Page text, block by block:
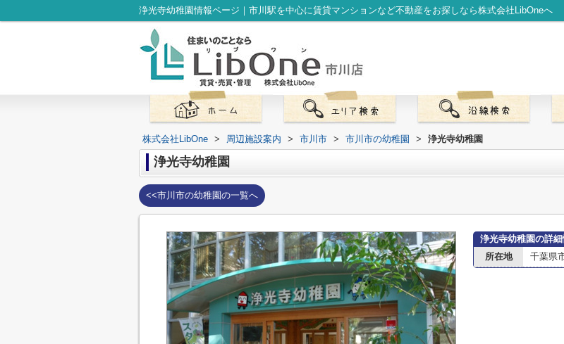
浄光寺幼稚園情報ページ｜市川駅を中心に賃貸マンションなど不動産をお探しなら株式会社LibOneへ
株式会社LibOne > 周辺施設案内 > 市川市 > 市川市の幼稚園 > 浄光寺幼稚園
浄光寺幼稚園
<<市川市の幼稚園の一覧へ
浄光寺幼稚園の詳細
所在地
千葉県